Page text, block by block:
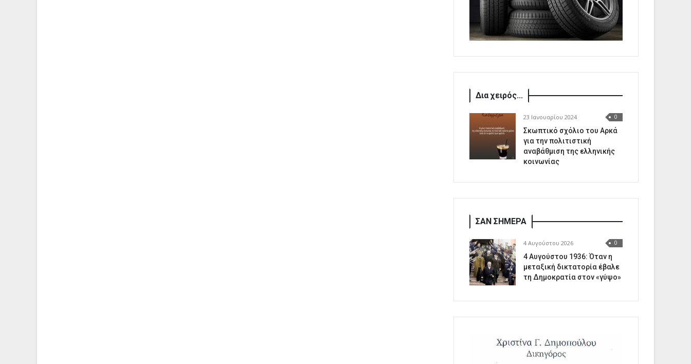
Δια χειρός...
23 Ιανουαρίου 2024 0
Σκωπτικό σχόλιο του Αρκά
για την πολιτιστική
αναβάθμιση της ελληνικής
κοινωνίας
ΣΑΝ ΣΗΜΕΡΑ
4 Αυγούστου 2026 0
4 Αυγούστου 1936: Όταν η
μεταξική δικτατορία έβαλε
τη Δημοκρατία στον «γύψο»